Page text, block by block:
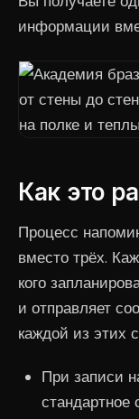
информации
Как это
Процесс
вместо трёх.
кого
и отправляет
каждой из этих
При записи
стандартное